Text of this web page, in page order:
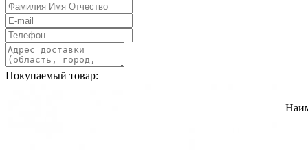
Покупаемый товар: